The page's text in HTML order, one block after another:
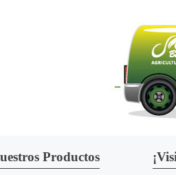
Productos